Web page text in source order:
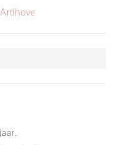
Artihove